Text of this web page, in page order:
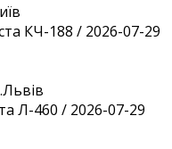
КЧ-188 / 2026-07-29
Л-460 / 2026-07-29